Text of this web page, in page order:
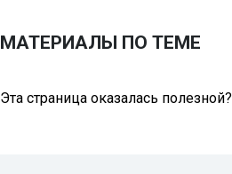
МАТЕРИАЛЫ ПО ТЕМЕ
Эта страница оказалась полезной?